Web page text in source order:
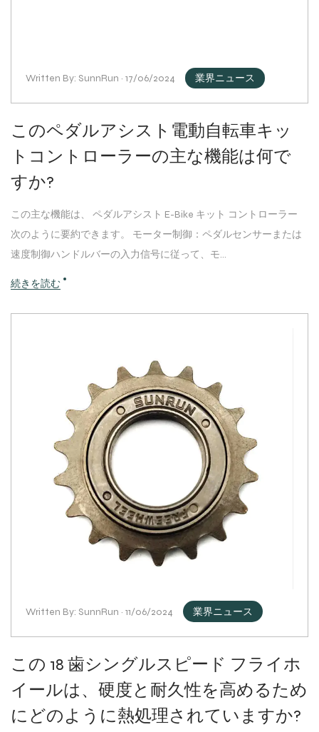
Written By: SunnRun · 17/06/2024 業界ニュース
このペダルアシスト電動自転車キッ
トコントローラーの主な機能は何で
すか?
この主な機能は、 ペダルアシスト E-Bike キット コントローラー
次のように要約できます。 モーター制御：ペダルセンサーまたは
速度制御ハンドルバーの入力信号に従って、モ...
続きを読む
Written By: SunnRun · 11/06/2024 業界ニュース
この 18 歯シングルスピード フライホ
イールは、硬度と耐久性を高めるため
にどのように熱処理されていますか?